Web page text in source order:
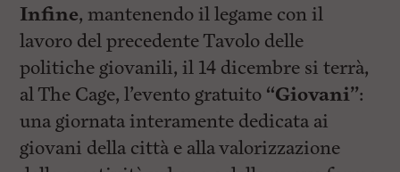
Infine, mantenendo il legame con il
lavoro del precedente Tavolo delle
politiche giovanili, il 14 dicembre si terrà,
al The Cage, l’evento gratuito “Giovani”:
una giornata interamente dedicata ai
giovani della città e alla valorizzazione